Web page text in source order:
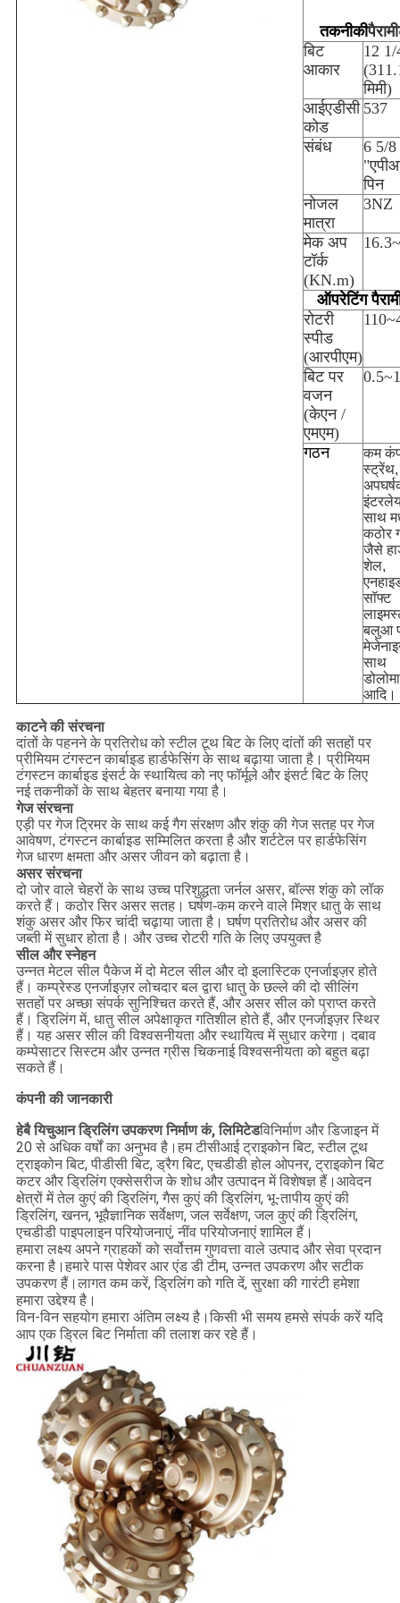
तकनीकी
बिट
आकार
12
मिमी)
आईएडीसी
कोड
537
संबंध
6 5/8
पिन
नोजल
मात्रा
3NZ
मेक अप
टॉर्क
(KN.m)
ऑपरेटिंग
रोटरी
स्पीड
(आरपीएम)
बिट पर
वजन
(केएन /
एमएम)
गठन
कम
स्ट्रेंथ,
साथ
कठोर
जैसे
शेल,
सॉफ्ट
बलुआ
साथ
आदि।
काटने की संरचना
दांतों के पहनने के प्रतिरोध को स्टील टूथ बिट के लिए दांतों की सतहों पर
प्रीमियम टंगस्टन कार्बाइड हार्डफेसिंग के साथ बढ़ाया जाता है। प्रीमियम
टंगस्टन कार्बाइड इंसर्ट के स्थायित्व को नए फॉर्मूले और इंसर्ट बिट के लिए
नई तकनीकों के साथ बेहतर बनाया गया है।
गेज संरचना
एड़ी पर गेज ट्रिमर के साथ कई गैग संरक्षण और शंकु की गेज सतह पर गेज
आवेषण, टंगस्टन कार्बाइड सम्मिलित करता है और शर्टटेल पर हार्डफेसिंग
गेज धारण क्षमता और असर जीवन को बढ़ाता है।
असर संरचना
दो जोर वाले चेहरों के साथ उच्च परिशुद्धता जर्नल असर, बॉल्स शंकु को लॉक
करते हैं। कठोर सिर असर सतह। घर्षण-कम करने वाले मिश्र धातु के साथ
शंकु असर और फिर चांदी चढ़ाया जाता है। घर्षण प्रतिरोध और असर की
जब्ती में सुधार होता है। और उच्च रोटरी गति के लिए उपयुक्त है
सील और स्नेहन
उन्नत मेटल सील पैकेज में दो मेटल सील और दो इलास्टिक एनर्जाइज़र होते
हैं। कम्प्रेस्ड एनर्जाइज़र लोचदार बल द्वारा धातु के छल्ले की दो सीलिंग
सतहों पर अच्छा संपर्क सुनिश्चित करते हैं, और असर सील को प्राप्त करते
हैं। ड्रिलिंग में, धातु सील अपेक्षाकृत गतिशील होते हैं, और एनर्जाइज़र स्थिर
हैं। यह असर सील की विश्वसनीयता और स्थायित्व में सुधार करेगा। दबाव
कम्पेसाटर सिस्टम और उन्नत ग्रीस चिकनाई विश्वसनीयता को बहुत बढ़ा
सकते हैं।
कंपनी की जानकारी
हेबै यिचुआन ड्रिलिंग उपकरण निर्माण कं, लिमिटेडविनिर्माण और डिजाइन में
20 से अधिक वर्षों का अनुभव है।हम टीसीआई ट्राइकोन बिट, स्टील टूथ
ट्राइकोन बिट, पीडीसी बिट, ड्रैग बिट, एचडीडी होल ओपनर, ट्राइकोन बिट
कटर और ड्रिलिंग एक्सेसरीज के शोध और उत्पादन में विशेषज्ञ हैं।आवेदन
क्षेत्रों में तेल कुएं की ड्रिलिंग, गैस कुएं की ड्रिलिंग, भू-तापीय कुएं की
ड्रिलिंग, खनन, भूवैज्ञानिक सर्वेक्षण, जल सर्वेक्षण, जल कुएं की ड्रिलिंग,
एचडीडी पाइपलाइन परियोजनाएं, नींव परियोजनाएं शामिल हैं।
हमारा लक्ष्य अपने ग्राहकों को सर्वोत्तम गुणवत्ता वाले उत्पाद और सेवा प्रदान
करना है।हमारे पास पेशेवर आर एंड डी टीम, उन्नत उपकरण और सटीक
उपकरण हैं।लागत कम करें, ड्रिलिंग को गति दें, सुरक्षा की गारंटी हमेशा
हमारा उद्देश्य है।
विन-विन सहयोग हमारा अंतिम लक्ष्य है।किसी भी समय हमसे संपर्क करें यदि
आप एक ड्रिल बिट निर्माता की तलाश कर रहे हैं।